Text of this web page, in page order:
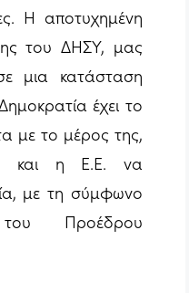
Η αποτυχημένη
του ΔΗΣΥ, μας
μια κατάσταση
έχει το
με το μέρος της,
και η Ε.Ε. να
με τη σύμφωνο
Προέδρου